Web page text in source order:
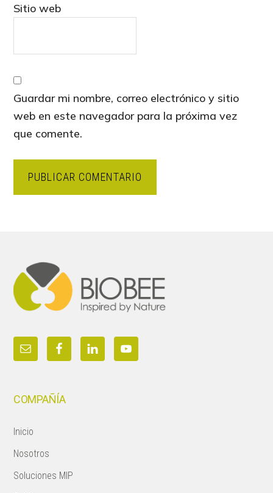
Sitio web
Guardar mi nombre, correo electrónico y sitio
web en este navegador para la próxima vez
que comente.
COMPAÑÍA
Inicio
Nosotros
Soluciones MIP